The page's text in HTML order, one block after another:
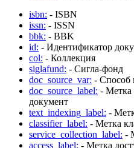
isbn: - ISBN
issn: - ISSN
bbk: - BBK
id: - Идентификатор
col: - Коллекция
siglafund: - Сигла-фонд
doc_source_var: - Способ
doc_source_label: - Метка
документ
text_indexing_label: -
classifier_label: - Метка
service_collection_label: -
access_label: - Метка